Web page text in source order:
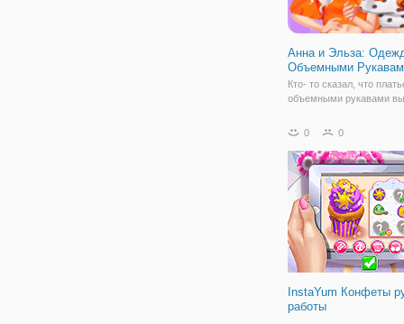
Анна и Эльза:
Объемными
Кто- то сказал, что
объемными рукавами
лета, и Эльза и Анна
Подчеркните их образ
классных нарядов.
вместе
0 0
InstaYum Конфеты
работы